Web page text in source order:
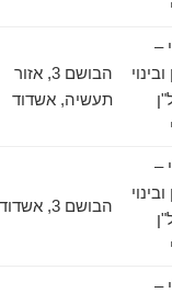
הבושם 3, אזור
תעשיה, אשדוד
הבושם 3, אשדוד